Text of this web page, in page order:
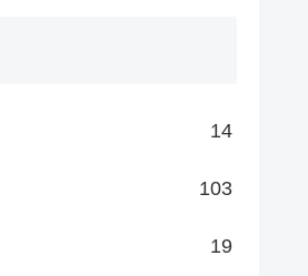
14
103
19